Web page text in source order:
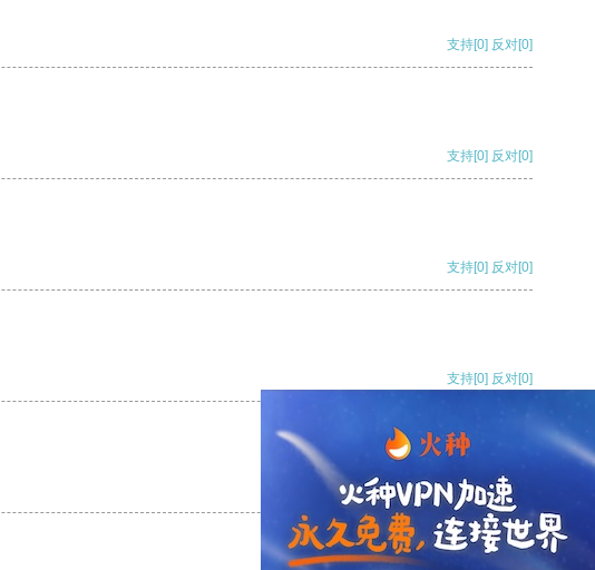
支持[0] 反对[0]
支持[0] 反对[0]
支持[0] 反对[0]
支持[0] 反对[0]
支持[0] 反对